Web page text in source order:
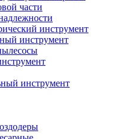
части
инструмент
инструмент
инструмент